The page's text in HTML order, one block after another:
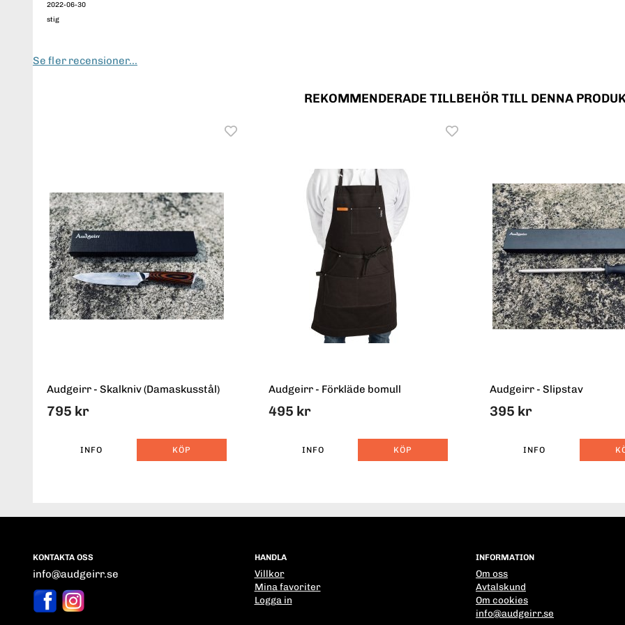
2022-06-30
stig
Se fler recensioner...
REKOMMENDERADE TILLBEHÖR TILL DENNA
Audgeirr - Skalkniv (Damaskusstål)
795 kr
INFO KÖP
Audgeirr - Förkläde bomull
495 kr
INFO KÖP
Audgeirr - Slipstav
395 kr
INFO
KONTAKTA OSS
info@audgeirr.se
HANDLA
Villkor
Mina favoriter
Logga in
INFORMATION
Om oss
Avtalskund
Om cookies
info@audgeirr.se